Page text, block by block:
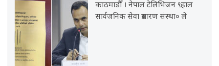
काठमाडौँ । नेपाल टेलिभिजन ९हाल
सार्वजनिक सेवा प्रसारण संस्था० ले